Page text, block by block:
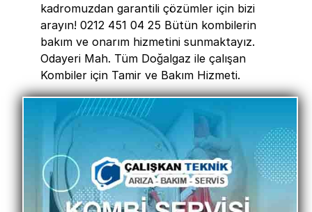
kadromuzdan garantili çözümler için bizi
arayın! 0212 451 04 25 Bütün kombilerin
bakım ve onarım hizmetini sunmaktayız.
Odayeri Mah. Tüm Doğalgaz ile çalışan
Kombiler için Tamir ve Bakım Hizmeti.